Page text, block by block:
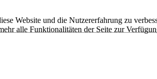
Website und die Nutzererfahrung zu
alle Funktionalitäten der Seite zur